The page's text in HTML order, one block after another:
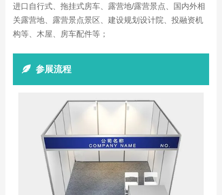
进口自行式、拖挂式房车、露营地/露营景点、国内外相
关露营地、露营景点景区、建设规划设计院、投融资机
构等、木屋、房车配件等；
参展流程